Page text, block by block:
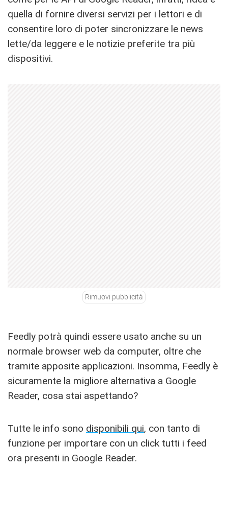
quella di fornire diversi servizi per i lettori e di
consentire loro di poter sincronizzare le news
lette/da leggere e le notizie preferite tra più
dispositivi.
Rimuovi pubblicità
Feedly potrà quindi essere usato anche su un
normale browser web da computer, oltre che
tramite apposite applicazioni. Insomma, Feedly è
sicuramente la migliore alternativa a Google
Reader, cosa stai aspettando?
Tutte le info sono disponibili qui, con tanto di
funzione per importare con un click tutti i feed
ora presenti in Google Reader.